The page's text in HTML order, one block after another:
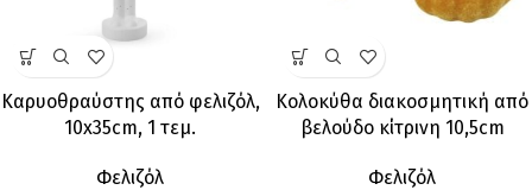
Καρυοθραύστης από φελιζόλ,
10x35cm, 1 τεμ.
Φελιζόλ
Κολοκύθα διακοσμητική από
βελούδο κίτρινη 10,5cm
Φελιζόλ